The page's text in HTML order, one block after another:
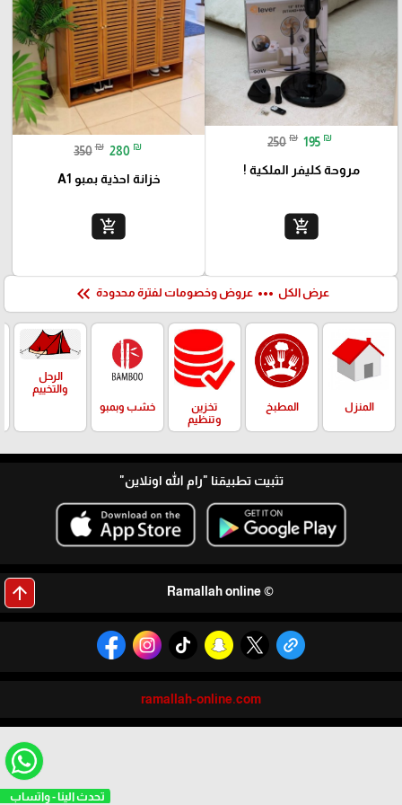
250 ₪ 195 ₪
مروحة كليفر الملكية !
add_shopping_cart
350 ₪ 280 ₪
خزانة احذية بمبو A1
add_shopping_cart
عرض الكل more_horiz عروض وخصومات لفترة محدودة keyboard_double_arrow_left
المنزل المطبخ
تخزين
وتنظيم
خشب وبمبو
الرحل
والتخييم
تثبيت تطبيقنا "رام الله اونلاين"
© Ramallah online
arrow_upward
ramallah-online.com